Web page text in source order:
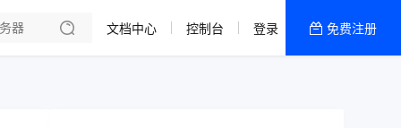
文档中心 控制台 登录 免费注册